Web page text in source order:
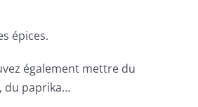
épices.
également mettre du
du paprika…